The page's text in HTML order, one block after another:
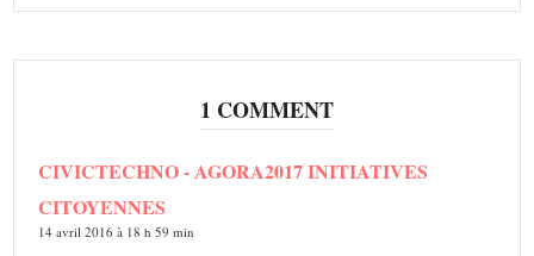
1 COMMENT
CIVICTECHNO - AGORA2017 INITIATIVES
CITOYENNES
14 avril 2016 à 18 h 59 min